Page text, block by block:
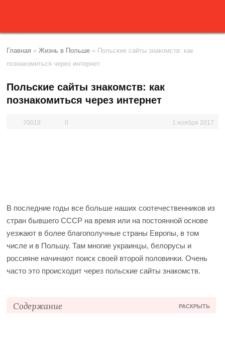
Главная »Жизнь в Польше » Польские сайты знакомств: как
познакомиться через интернет
Польские сайты знакомств: как
познакомиться через интернет
70019 0 1 ноября 2017
В последние годы все больше наших соотечественников из
стран бывшего СССР на время или на постоянной основе
уезжают в более благополучные страны Европы, в том
числе и в Польшу. Там многие украинцы, белорусы и
россияне начинают поиск своей второй половинки. Очень
часто это происходит через польские сайты знакомств.
Содержание РАСКРЫТЬ